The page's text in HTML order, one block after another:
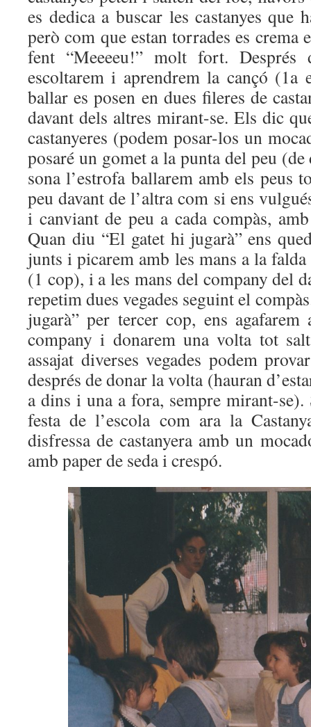
es dedica a buscar les castanyes que
però com que estan torrades es crema
fent “Meeeeu!” molt fort. Després
escoltarem i aprendrem la cançó (1a
ballar es posen en dues fileres de
davant dels altres mirant-se. Els dic
castanyeres (podem posar-los un
posaré un gomet a la punta del peu
sona l’estrofa ballarem amb els peus
peu davant de l’altra com si ens
i canviant de peu a cada compàs,
Quan diu “El gatet hi jugarà” ens
junts i picarem amb les mans a la
(1 cop), i a les mans del company del
repetim dues vegades seguint el
jugarà” per tercer cop, ens
company i donarem una volta tot
assajat diverses vegades podem
després de donar la volta (hauran
a dins i una a fora, sempre mirant-
festa de l’escola com ara la
disfressa de castanyera amb un
amb paper de seda i crespó.